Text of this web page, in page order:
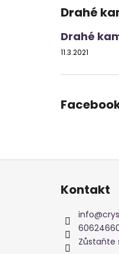
Drahé
Drahé
11.3.2021
Z
Kontakt
info@
Zůstaňte